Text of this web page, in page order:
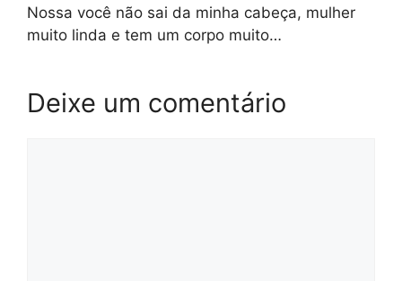
Nossa você não sai da minha cabeça, mulher
muito linda e tem um corpo muito…
Deixe um comentário